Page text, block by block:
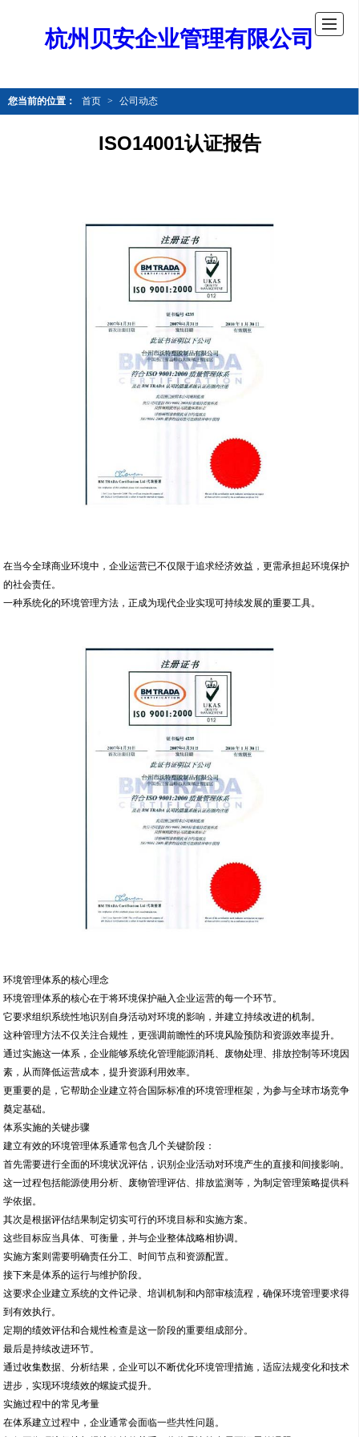
杭州贝安企业管理有限公司
您当前的位置： 首页 > 公司动态
ISO14001认证报告
在当今全球商业环境中，企业运营已不仅限于追求经济效益，更需承担起环境保护
的社会责任。
一种系统化的环境管理方法，正成为现代企业实现可持续发展的重要工具。
环境管理体系的核心理念
环境管理体系的核心在于将环境保护融入企业运营的每一个环节。
它要求组织系统性地识别自身活动对环境的影响，并建立持续改进的机制。
这种管理方法不仅关注合规性，更强调前瞻性的环境风险预防和资源效率提升。
通过实施这一体系，企业能够系统化管理能源消耗、废物处理、排放控制等环境因
素，从而降低运营成本，提升资源利用效率。
更重要的是，它帮助企业建立符合国际标准的环境管理框架，为参与全球市场竞争
奠定基础。
体系实施的关键步骤
建立有效的环境管理体系通常包含几个关键阶段：
首先需要进行全面的环境状况评估，识别企业活动对环境产生的直接和间接影响。
这一过程包括能源使用分析、废物管理评估、排放监测等，为制定管理策略提供科
学依据。
其次是根据评估结果制定切实可行的环境目标和实施方案。
这些目标应当具体、可衡量，并与企业整体战略相协调。
实施方案则需要明确责任分工、时间节点和资源配置。
接下来是体系的运行与维护阶段。
这要求企业建立系统的文件记录、培训机制和内部审核流程，确保环境管理要求得
到有效执行。
定期的绩效评估和合规性检查是这一阶段的重要组成部分。
最后是持续改进环节。
通过收集数据、分析结果，企业可以不断优化环境管理措施，适应法规变化和技术
进步，实现环境绩效的螺旋式提升。
实施过程中的常见考量
在体系建立过程中，企业通常会面临一些共性问题。